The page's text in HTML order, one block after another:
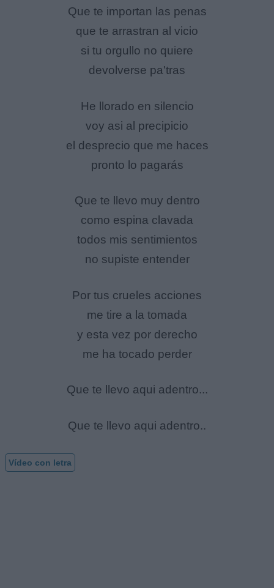
Que te importan las penas
que te arrastran al vicio
si tu orgullo no quiere
devolverse pa'tras
He llorado en silencio
voy asi al precipicio
el desprecio que me haces
pronto lo pagarás
Que te llevo muy dentro
como espina clavada
todos mis sentimientos
no supiste entender
Por tus crueles acciones
me tire a la tomada
y esta vez por derecho
me ha tocado perder
Que te llevo aqui adentro...
Que te llevo aqui adentro..
Vídeo con letra